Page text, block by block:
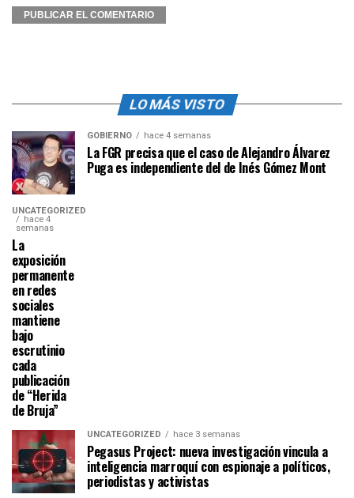
LO MÁS VISTO
GOBIERNO hace 4 semanas
La FGR precisa que el caso de Alejandro Álvarez
Puga es independiente del de Inés Gómez Mont
UNCATEGORIZED
hace 4
semanas
La
exposición
permanente
en redes
sociales
mantiene
bajo
escrutinio
cada
publicación
de “Herida
de Bruja”
UNCATEGORIZED hace 3 semanas
Pegasus Project: nueva investigación vincula a
inteligencia marroquí con espionaje a políticos,
periodistas y activistas